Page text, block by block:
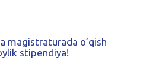
magistraturada o’qish
stipendiya!